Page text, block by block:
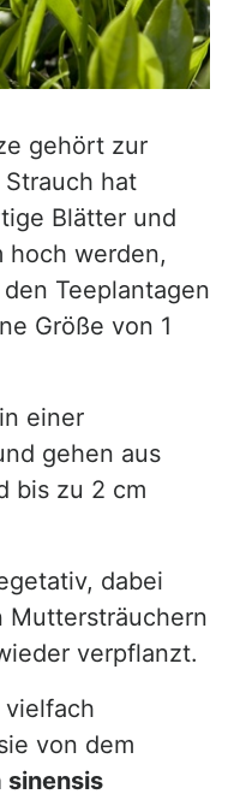
gehört zur
Strauch hat
Blätter und
hoch werden,
Teeplantagen
Größe von 1
einer
gehen aus
bis zu 2 cm
dabei
Muttersträuchern
verpflanzt.
vielfach
von dem
sinensis